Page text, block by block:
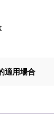
適用場合